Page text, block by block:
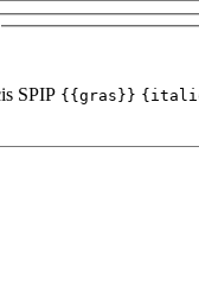
SPIP {{gras}}